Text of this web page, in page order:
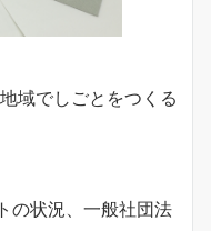
域でしごとをつくる
の状況、一般社団法